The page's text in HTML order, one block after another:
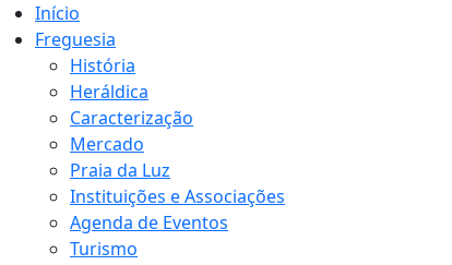
Início
Freguesia
História
Heráldica
Caracterização
Mercado
Praia da Luz
Instituições e Associações
Agenda de Eventos
Turismo